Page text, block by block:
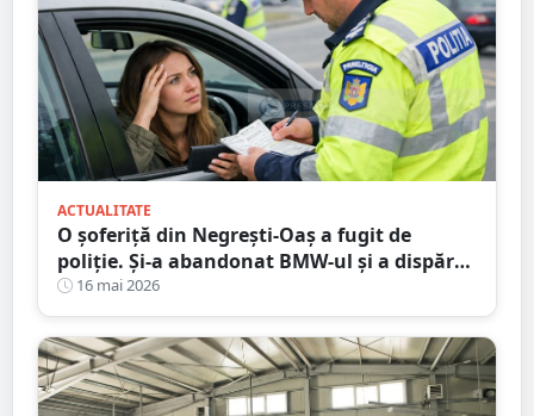
ACTUALITATE
O șoferiță din Negrești-Oaș a fugit de
poliție. Și-a abandonat BMW-ul și a dispărut
printre blocuri
16 mai 2026